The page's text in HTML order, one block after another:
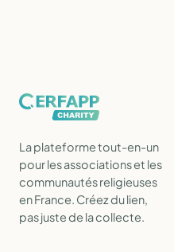
La plateforme tout-en-un
pour les associations et les
communautés religieuses
en France. Créez du lien,
pas juste de la collecte.